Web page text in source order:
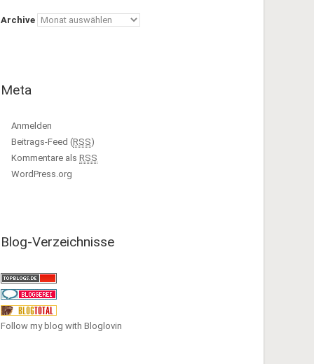
Archive
Meta
Anmelden
Beitrags-Feed (RSS)
Kommentare als RSS
WordPress.org
Blog-Verzeichnisse
Follow my blog with Bloglovin